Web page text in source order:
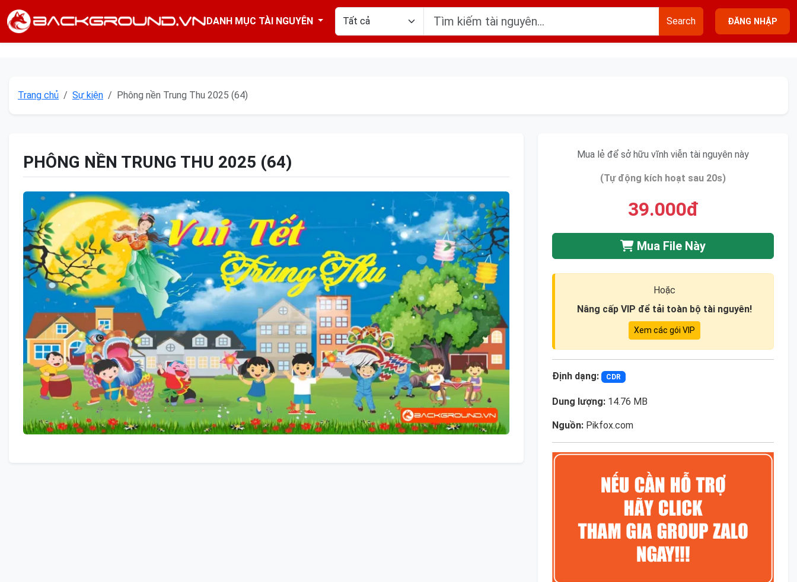
DANH MỤC TÀI NGUYÊN Search ĐĂNG NHẬP
Trang chủ Sự kiện Phông nền Trung Thu 2025 (64)
PHÔNG NỀN TRUNG THU 2025 (64) Mua lẻ để sở hữu vĩnh viễn tài nguyên này
(Tự động kích hoạt sau 20s)
39.000đ
Mua File Này
Hoặc
Nâng cấp VIP để tải toàn bộ tài nguyên!
Xem các gói VIP
Định dạng: CDR
Dung lượng: 14.76 MB
Nguồn: Pikfox.com